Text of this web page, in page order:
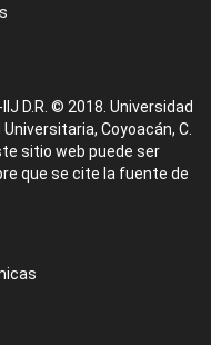
D.R. © 2018. Universidad
Coyoacán, C.
sitio web puede ser
que se cite la fuente de